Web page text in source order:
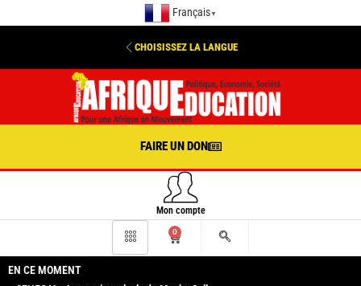
Français ▼
CHOISISSEZ LA LANGUE
FAIRE UN DON
Mon compte
0
EN CE MOMENT